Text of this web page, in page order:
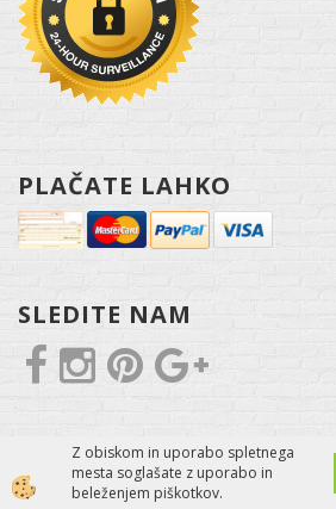
PLAČATE LAHKO
SLEDITE NAM
Izdelava spletne trgovine
Z obiskom in uporabo spletnega
mesta soglašate z uporabo in
beleženjem piškotkov.